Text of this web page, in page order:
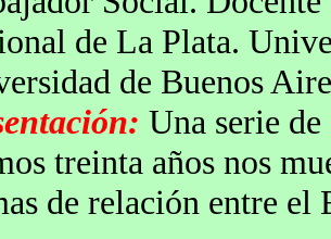
de La Plata.
de Buenos
Una serie
treinta años nos
de relación entre el